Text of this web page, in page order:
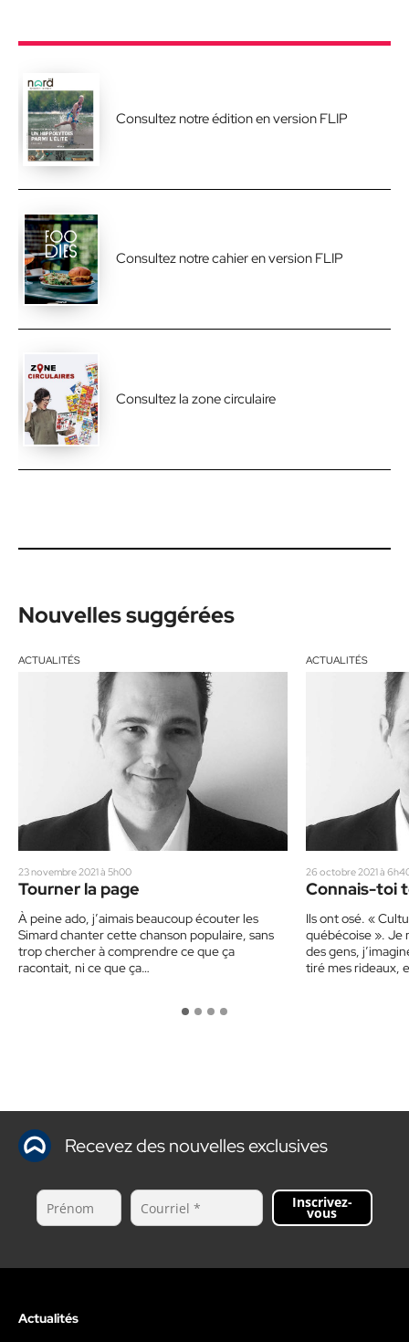
Consultez notre édition en version FLIP
Consultez notre cahier en version FLIP
Consultez la zone circulaire
Nouvelles suggérées
ACTUALITÉS
23 novembre 2021 à 5h00
Tourner la page
À peine ado, j’aimais beaucoup écouter les
Simard chanter cette chanson populaire, sans
trop chercher à comprendre ce que ça
racontait, ni ce que ça…
ACTUALITÉS
26 octobre 2021 à
Connais-toi
Ils ont osé. «
québécoise ». Je
des gens,
tiré mes rideaux,
Recevez des nouvelles exclusives
Inscrivez-
vous
Actualités